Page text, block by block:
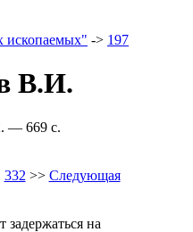
ископаемых" -> 197
В.И.
— 669 c.
332 >> Следующая
на